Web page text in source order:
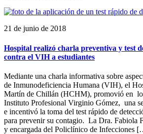
21 de junio de 2018
Hospital realizó charla preventiva y test
contra el VIH a estudiantes
Mediante una charla informativa sobre
de Inmunodeficiencia Humana (VIH), el
Martín de Chillán (HCHM), promovió en
Instituto Profesional Virginio Gómez, una
e incentivó la toma del test rápido de
para prevenir su contagio. La Dra. Fabiola
y encargada del Policlínico de Infecciones